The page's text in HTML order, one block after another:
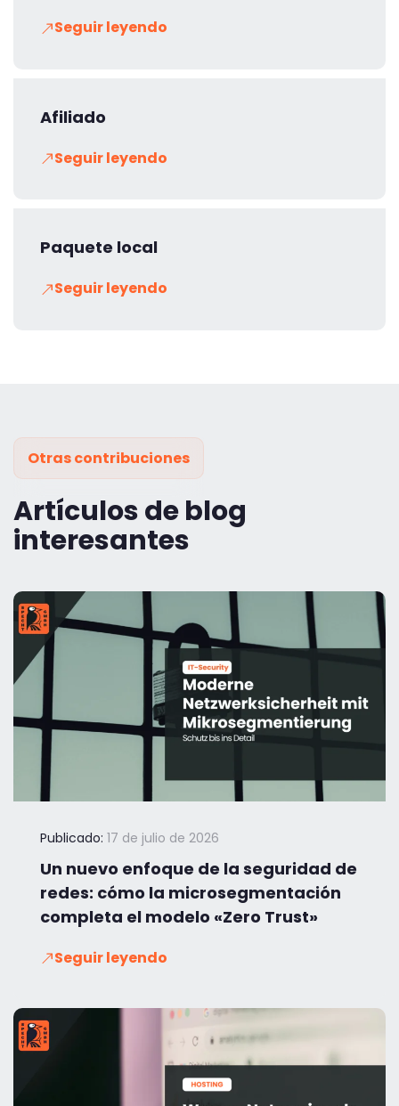
Seguir leyendo
Afiliado
Seguir leyendo
Paquete local
Seguir leyendo
Otras contribuciones
Artículos de blog
interesantes
Publicado: 17 de julio de 2026
Un nuevo enfoque de la seguridad de
redes: cómo la microsegmentación
completa el modelo «Zero Trust»
Seguir leyendo